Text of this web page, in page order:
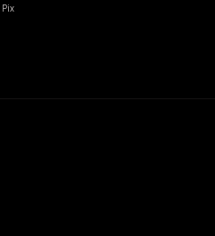
Pix